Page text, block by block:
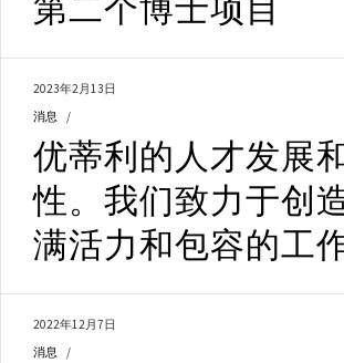
2023年2月13日
消息
优蒂利的人才发展
性。我们致力于创
满活力和包容的工
2022年12月7日
消息